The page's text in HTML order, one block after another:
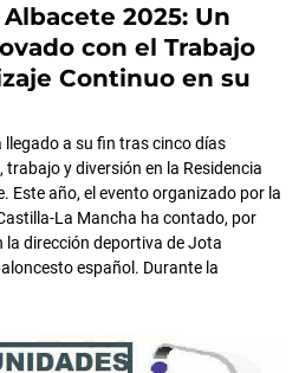
2025: Un
con el Trabajo
Continuo en su
a su fin tras cinco días
y diversión en la Residencia
Este año, el evento organizado por la
La Mancha ha contado, por
dirección deportiva de Jota
español. Durante la